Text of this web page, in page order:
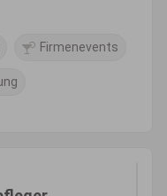
Firmenevents